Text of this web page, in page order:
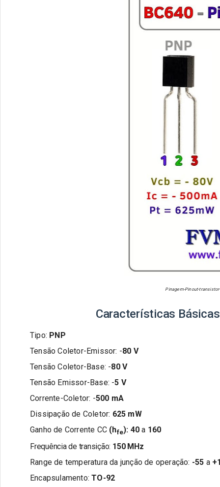
Pinagem-Pinout-
Características
Tipo: PNP
Tensão Coletor-Emissor: -80 V
Tensão Coletor-Base: -80 V
Tensão Emissor-Base: -5 V
Corrente-Coletor: -500 mA
Dissipação de Coletor: 625 mW
Ganho de Corrente CC (hfe): 40 a 160
Frequência de transição: 150 MHz
Range de temperatura da junção de operação: -55 a
Encapsulamento:TO-92